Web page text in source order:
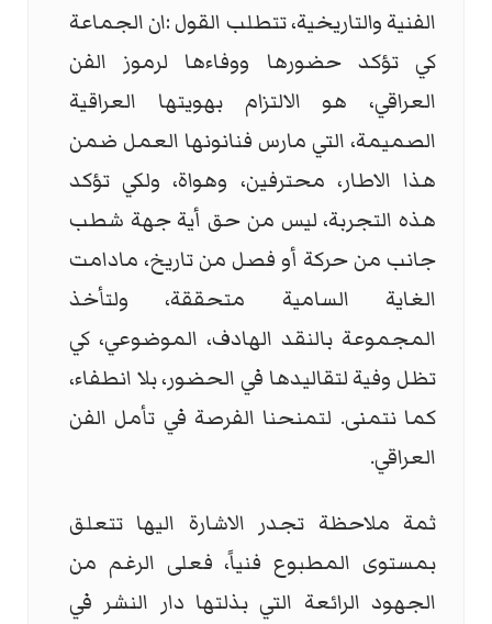
الفنية والتاريخية، تتطلب القول :ان الجماعة
كي تؤكد حضورها ووفاءها لرموز الفن
العراقي، هو الالتزام بهويتها العراقية
الصميمة، التي مارس فنانونها العمل ضمن
هذا الاطار، محترفين، وهواة، ولكي تؤكد
هذه التجربة، ليس من حق أية جهة شطب
جانب من حركة أو فصل من تاريخ، مادامت
الغاية السامية متحققة، ولتأخذ
المجموعة بالنقد الهادف، الموضوعي، كي
تظل وفية لتقاليدها في الحضور، بلا انطفاء،
كما نتمنى. لتمنحنا الفرصة في تأمل الفن
العراقي.
ثمة ملاحظة تجدر الاشارة اليها تتعلق
بمستوى المطبوع فنياً، فعلى الرغم من
الجهود الرائعة التي بذلتها دار النشر في